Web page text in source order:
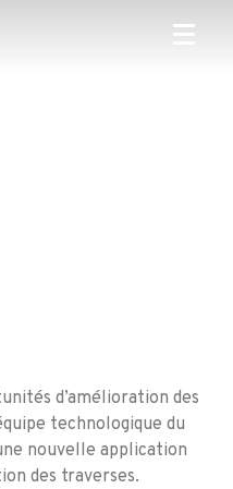
d’amélioration des
technologique du
nouvelle application
des traverses.